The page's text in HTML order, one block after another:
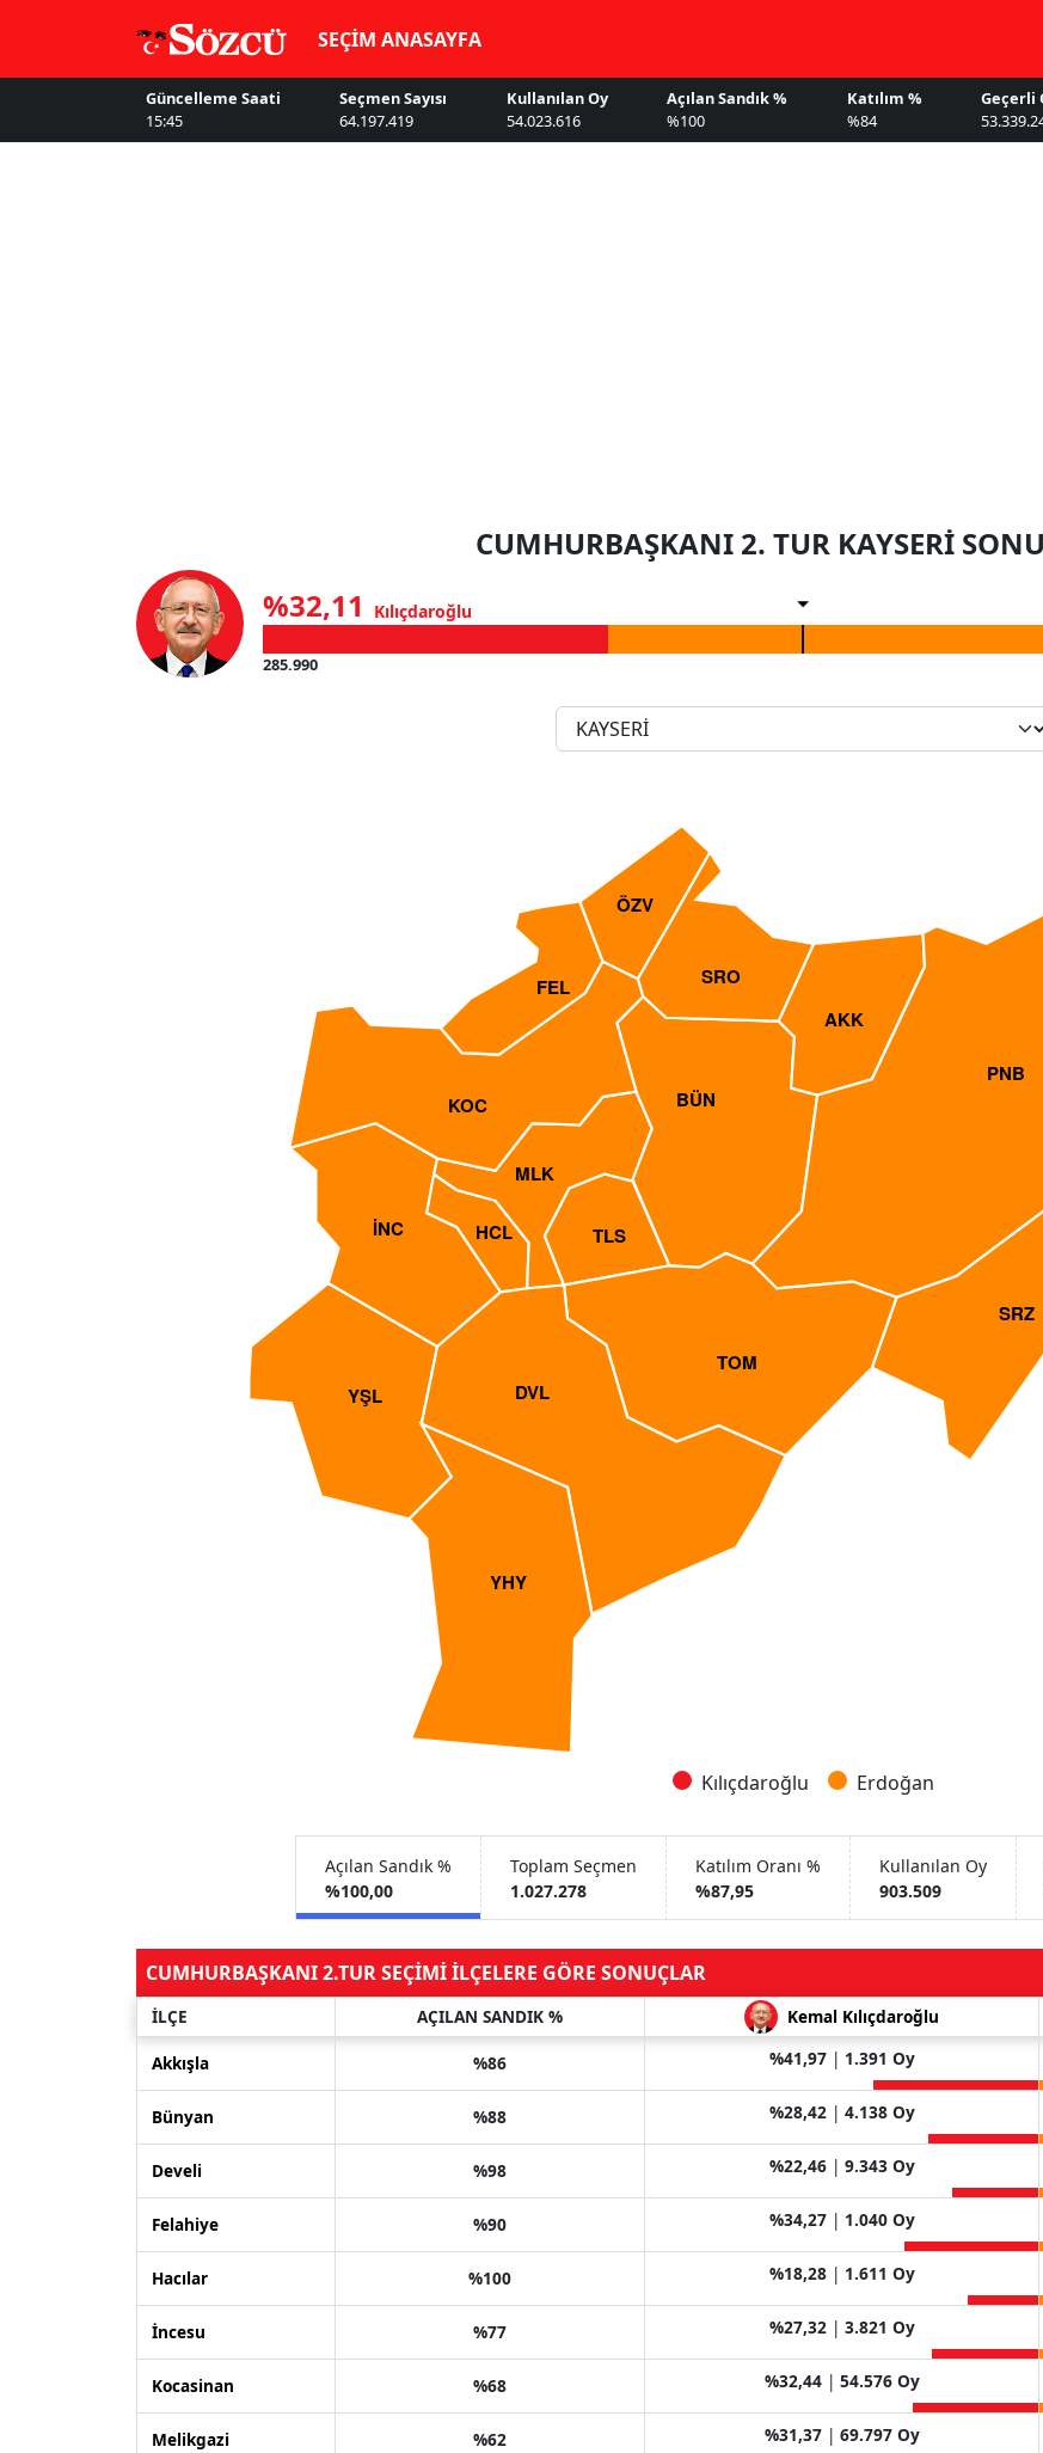
SEÇİM ANASAYFA
Güncelleme Saati
15:45
Seçmen Sayısı
64.197.419
Kullanılan Oy
54.023.616
Açılan Sandık %
%100
Katılım %
%84
Geçerli
CUMHURBAŞKANI 2. TUR KAYSERİ
%32,11
Kılıçdaroğlu
285.990
YŞL
İNC HCL
MLK
TLS
BÜN
KOC
FEL
ÖZV
SRO
AKK
PNB
SRZ
TOM
DVL
YHY
Kılıçdaroğlu Erdoğan
Açılan Sandık %
%100,00
Toplam Seçmen
1.027.278
Katılım Oranı %
%87,95
Kullanılan Oy
903.509
CUMHURBAŞKANI 2.TUR SEÇİMİ İLÇELERE GÖRE SONUÇLAR
İLÇE AÇILAN SANDIK % Kemal Kılıçdaroğlu
Akkışla %86 %41,97| 1.391 Oy
Bünyan %88 %28,42| 4.138 Oy
Develi %98 %22,46| 9.343 Oy
Felahiye %90 %34,27| 1.040 Oy
Hacılar %100 %18,28| 1.611 Oy
İncesu %77 %27,32| 3.821 Oy
Kocasinan %68 %32,44| 54.576 Oy
Melikgazi %62 %31,37| 69.797 Oy